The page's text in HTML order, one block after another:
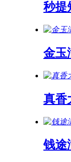
秒提
金玉
真香
钱途